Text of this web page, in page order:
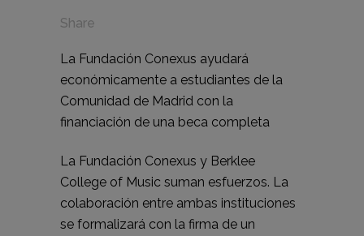
Share
La Fundación Conexus ayudará
económicamente a estudiantes de la
Comunidad de Madrid con la
financiación de una beca completa
La Fundación Conexus y Berklee
College of Music suman esfuerzos. La
colaboración entre ambas instituciones
se formalizará con la firma de un